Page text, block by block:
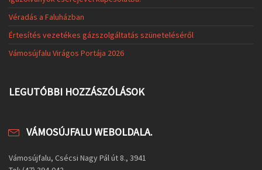
Véradás a Faluházban
Értesítés vezetékes gázszolgáltatás szüneteléséről
Vámosújfalu Virágos Portája 2026
LEGUTÓBBI HOZZÁSZÓLÁSOK
VÁMOSÚJFALU WEBOLDALA.
Vámosújfalu, Csécsi Nagy Pál út 8., 3941